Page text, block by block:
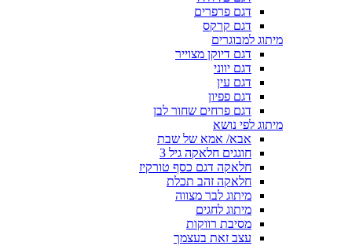
דגם פרפרים
דגם קרקס
מיתוג למבוגרים
דגם דיוקן מצוייר
דגם יווני
דגם עין
דגם פפיון
דגם פרחים שחור לבן
מיתוג לפי נושא
אבא/ אמא של שבת
חוגגים חלאקה גיל 3
חלאקה דגם כסף טורקיז
חלאקה זהב תכלת
מיתוג לבר מצווה
מיתוג לחגים
מסיבת רווקות
עצב זאת בעצמך